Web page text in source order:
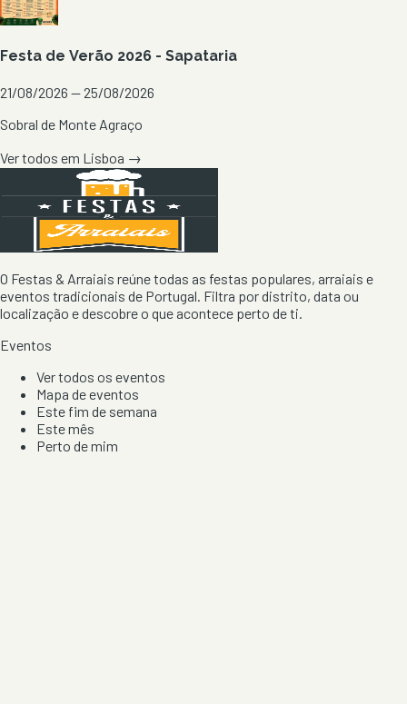
Festa de Verão 2026 - Sapataria
21/08/2026 — 25/08/2026
Sobral de Monte Agraço
Ver todos em Lisboa →
O Festas & Arraiais reúne todas as festas populares, arraiais e
eventos tradicionais de Portugal. Filtra por distrito, data ou
localização e descobre o que acontece perto de ti.
Eventos
Ver todos os eventos
Mapa de eventos
Este fim de semana
Este mês
Perto de mim